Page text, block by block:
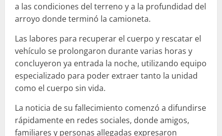
a las condiciones del terreno y a la profundidad del
arroyo donde terminó la camioneta.
Las labores para recuperar el cuerpo y rescatar el
vehículo se prolongaron durante varias horas y
concluyeron ya entrada la noche, utilizando equipo
especializado para poder extraer tanto la unidad
como el cuerpo sin vida.
La noticia de su fallecimiento comenzó a difundirse
rápidamente en redes sociales, donde amigos,
familiares y personas allegadas expresaron